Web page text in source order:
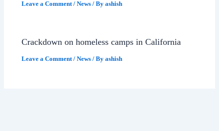
Leave a Comment /News / Byashish
Crackdown on homeless camps in California
Leave a Comment /News / Byashish